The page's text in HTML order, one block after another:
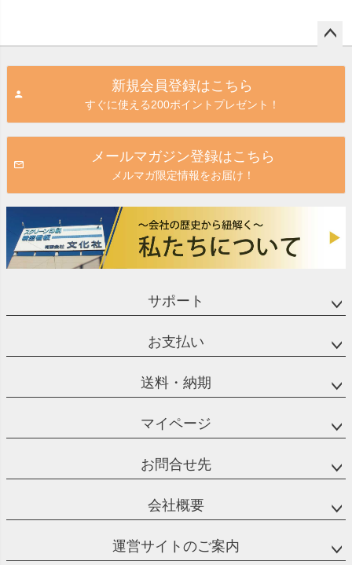
新規会員登録はこちら
すぐに使える200ポイントプレゼント！
メールマガジン登録はこちら
メルマガ限定情報をお届け！
サポート
お支払い
送料・納期
マイページ
お問合せ先
会社概要
運営サイトのご案内